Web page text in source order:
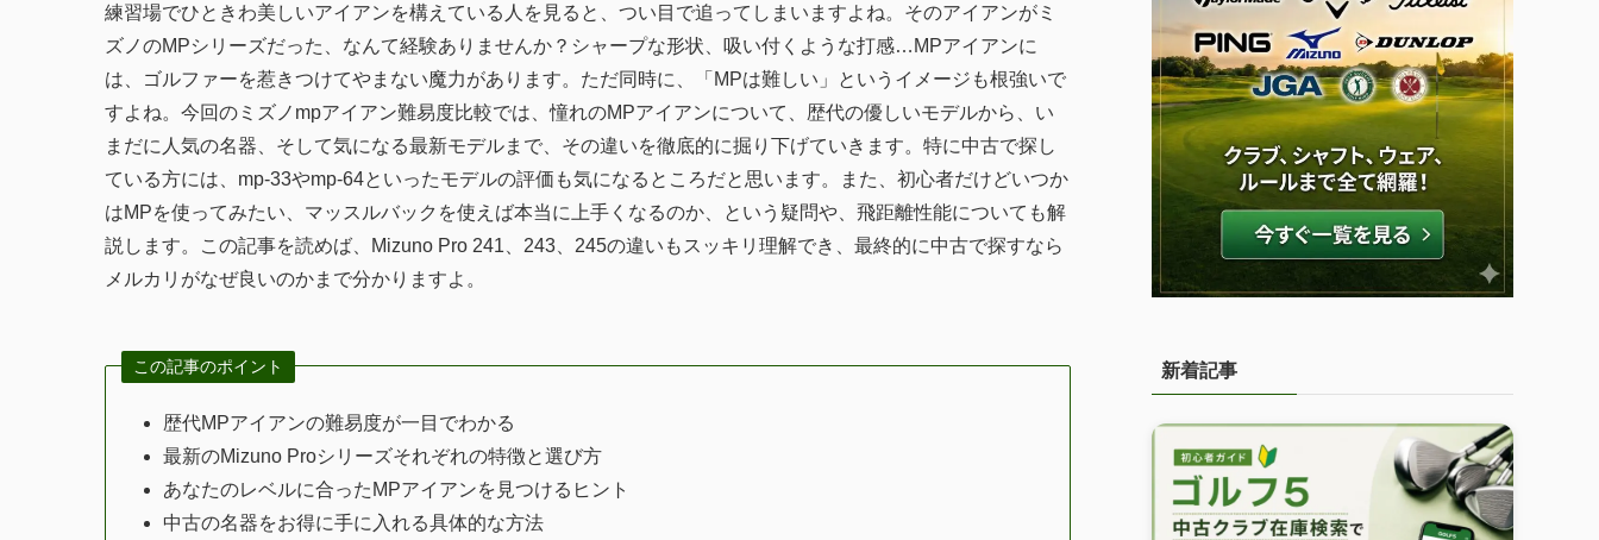
練習場でひときわ美しいアイアンを構えている人を見ると、つい目で追ってしまいますよね。そのアイアンがミ
ズノのMPシリーズだった、なんて経験ありませんか？シャープな形状、吸い付くような打感…MPアイアンに
は、ゴルファーを惹きつけてやまない魔力があります。ただ同時に、「MPは難しい」というイメージも根強いで
すよね。今回のミズノmpアイアン難易度比較では、憧れのMPアイアンについて、歴代の優しいモデルから、い
まだに人気の名器、そして気になる最新モデルまで、その違いを徹底的に掘り下げていきます。特に中古で探し
ている方には、mp-33やmp-64といったモデルの評価も気になるところだと思います。また、初心者だけどいつか
はMPを使ってみたい、マッスルバックを使えば本当に上手くなるのか、という疑問や、飛距離性能についても解
説します。この記事を読めば、Mizuno Pro 241、243、245の違いもスッキリ理解でき、最終的に中古で探すなら
メルカリがなぜ良いのかまで分かりますよ。
この記事のポイント
歴代MPアイアンの難易度が一目でわかる
最新のMizuno Proシリーズそれぞれの特徴と選び方
あなたのレベルに合ったMPアイアンを見つけるヒント
中古の名器をお得に手に入れる具体的な方法
新着記事